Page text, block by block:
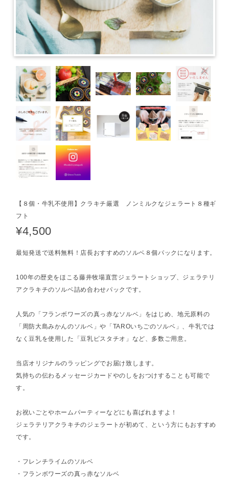
【８個・牛乳不使用】クラキチ厳選 ノンミルクなジェラート８種ギ
フト
¥4,500
最短発送で送料無料！店長おすすめのソルベ８個パックになります。
100年の歴史をほこる藤井牧場直営ジェラートショップ、ジェラテリ
アクラキチのソルベ詰め合わせパックです。
人気の「フランボワーズの真っ赤なソルベ」をはじめ、地元原料の
「周防大島みかんのソルベ」や「TAROいちごのソルベ」、牛乳では
なく豆乳を使用した「豆乳ピスタチオ」など、多数ご用意。
当店オリジナルのラッピングでお届け致します。
気持ちの伝わるメッセージカードやのしをおつけすることも可能で
す。
お祝いごとやホームパーティーなどにも喜ばれますよ！
ジェラテリアクラキチのジェラートが初めて、という方にもおすすめ
です。
・フレンチライムのソルベ
・フランボワーズの真っ赤なソルベ